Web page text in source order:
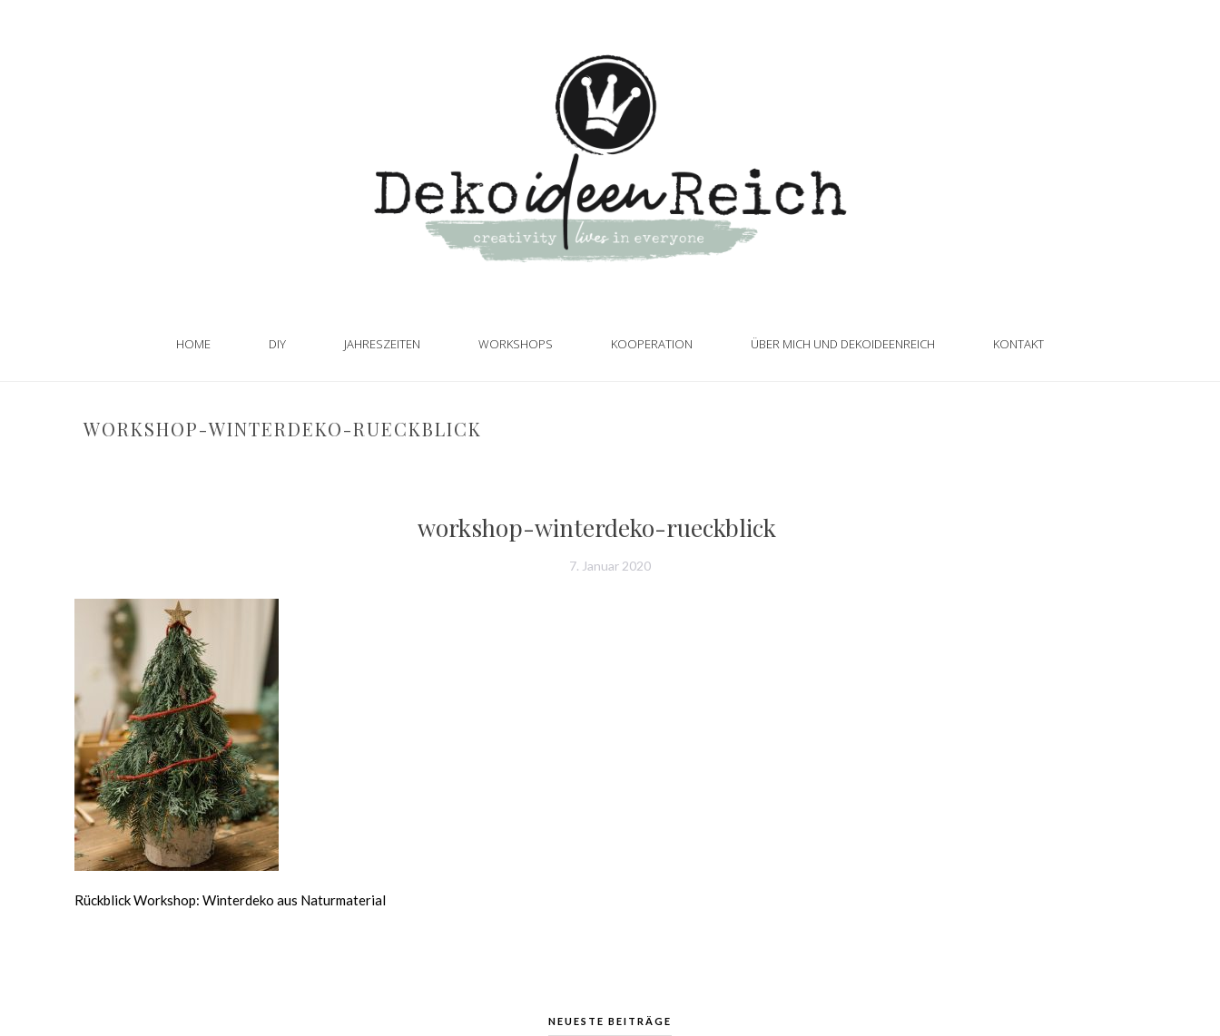
HOME DIY JAHRESZEITEN WORKSHOPS KOOPERATION ÜBER MICH UND DEKOIDEENREICH KONTAKT
WORKSHOP-WINTERDEKO-RUECKBLICK
workshop-winterdeko-rueckblick
7. Januar 2020
Rückblick Workshop: Winterdeko aus Naturmaterial
NEUESTE BEITRÄGE